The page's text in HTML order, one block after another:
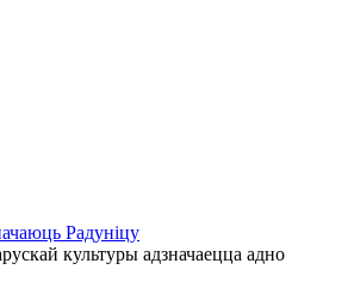
Радуніцу
культуры адзначаецца адно